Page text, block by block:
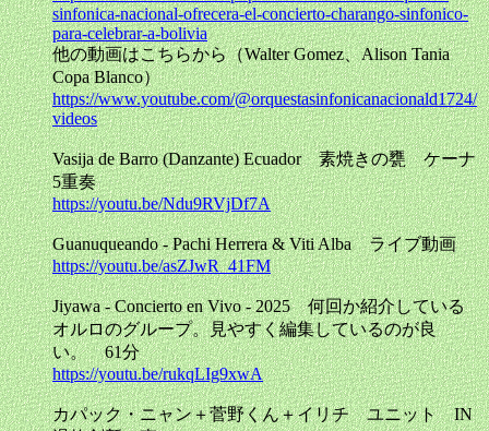
sinfonica-nacional-ofrecera-el-concierto-charango-sinfonico-
para-celebrar-a-bolivia
他の動画はこちらから（Walter Gomez、Alison Tania
Copa Blanco）
https://www.youtube.com/@orquestasinfonicanacionald1724/
videos
Vasija de Barro (Danzante) Ecuador 素焼きの甕 ケーナ
5重奏
https://youtu.be/Ndu9RVjDf7A
Guanuqueando - Pachi Herrera & Viti Alba ライブ動画
https://youtu.be/asZJwR_41FM
Jiyawa - Concierto en Vivo - 2025 何回か紹介している
オルロのグループ。見やすく編集しているのが良
い。 61分
https://youtu.be/rukqLIg9xwA
カパック・ニャン＋菅野くん＋イリチ ユニット IN